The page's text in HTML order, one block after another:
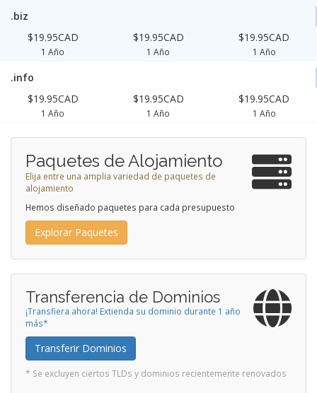
.biz
$19.95CAD
1 Año
$19.95CAD
1 Año
$19.95CAD
1 Año
.info
$19.95CAD
1 Año
$19.95CAD
1 Año
$19.95CAD
1 Año
Paquetes de Alojamiento
Elija entre una amplia variedad de paquetes de
alojamiento
Hemos diseñado paquetes para cada presupuesto
Explorar Paquetes
Transferencia de Dominios
¡Transfiera ahora! Extienda su dominio durante 1 año
más*
Transferir Dominios
* Se excluyen ciertos TLDs y dominios recientemente renovados